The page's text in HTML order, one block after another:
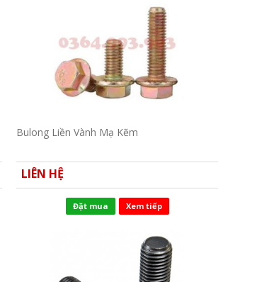
Bulong Liền Vành Mạ Kẽm
LIÊN HỆ
Đặt mua Xem tiếp